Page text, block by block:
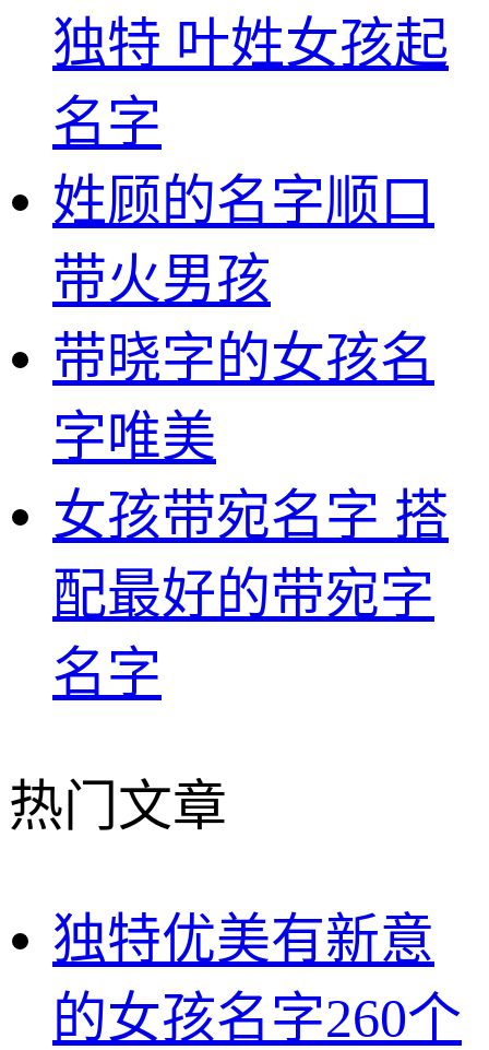
独特 叶姓女孩起
名字
姓顾的名字顺口
带火男孩
带晓字的女孩名
字唯美
女孩带宛名字 搭
配最好的带宛字
名字
热门文章
独特优美有新意
的女孩名字260个